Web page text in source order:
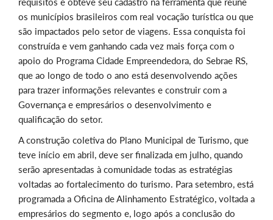
os municípios brasileiros com real vocação turística ou que
são impactados pelo setor de viagens. Essa conquista foi
construída e vem ganhando cada vez mais força com o
apoio do Programa Cidade Empreendedora, do Sebrae RS,
que ao longo de todo o ano está desenvolvendo ações
para trazer informações relevantes e construir com a
Governança e empresários o desenvolvimento e
qualificação do setor.
A construção coletiva do Plano Municipal de Turismo, que
teve início em abril, deve ser finalizada em julho, quando
serão apresentadas à comunidade todas as estratégias
voltadas ao fortalecimento do turismo. Para setembro, está
programada a Oficina de Alinhamento Estratégico, voltada a
empresários do segmento e, logo após a conclusão do